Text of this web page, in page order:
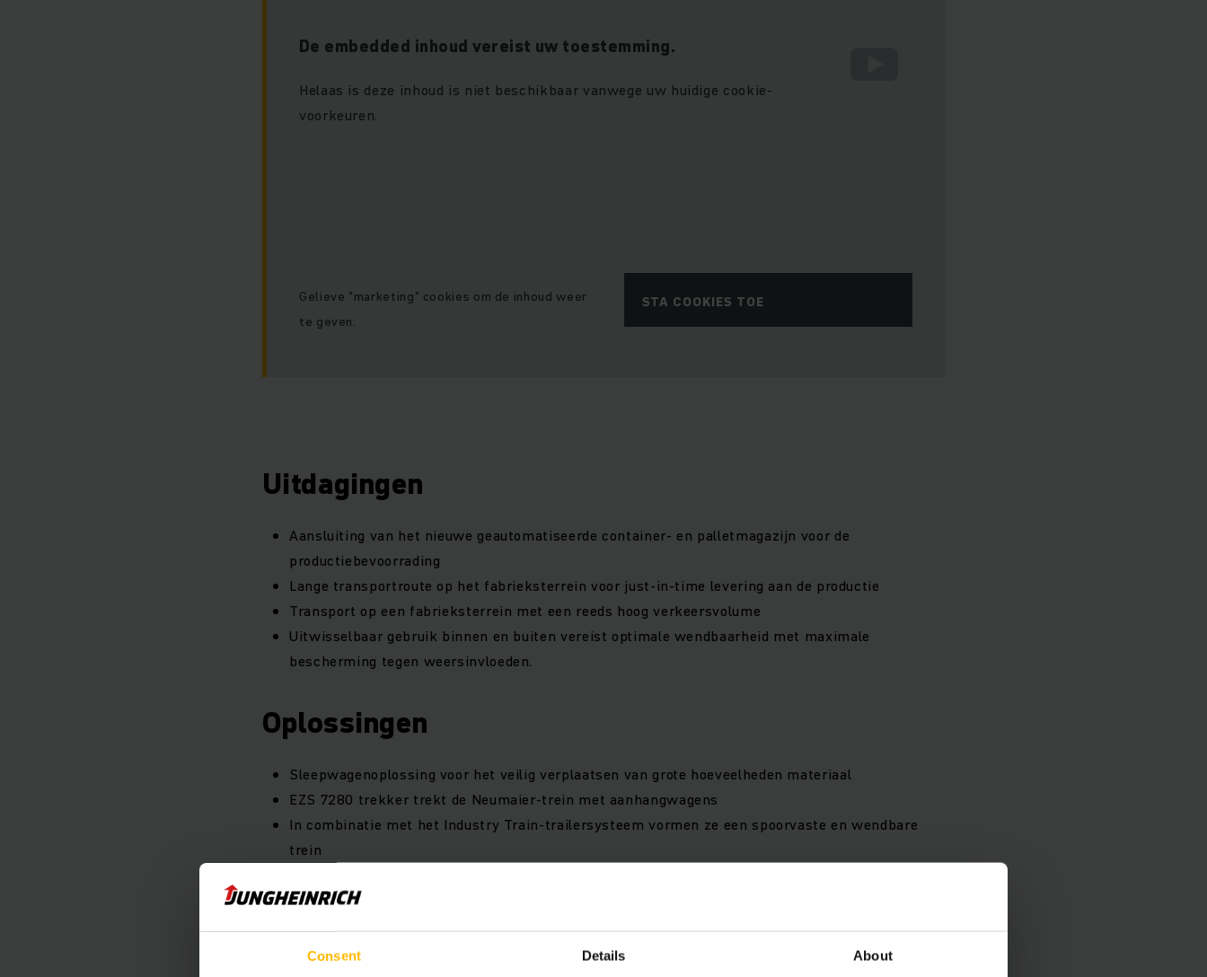
Consent Details About
De embedded inhoud vereist uw toestemming.
Helaas is deze inhoud is niet beschikbaar vanwege uw huidige cookie-
voorkeuren.
Gelieve "marketing" cookies om de inhoud weer
te geven.
STA COOKIES TOE
Uitdagingen
Aansluiting van het nieuwe geautomatiseerde container- en palletmagazijn voor de
productiebevoorrading
Lange transportroute op het fabrieksterrein voor just-in-time levering aan de productie
Transport op een fabrieksterrein met een reeds hoog verkeersvolume
Uitwisselbaar gebruik binnen en buiten vereist optimale wendbaarheid met maximale
bescherming tegen weersinvloeden.
Oplossingen
Sleepwagenoplossing voor het veilig verplaatsen van grote hoeveelheden materiaal
EZS 7280 trekker trekt de Neumaier-trein met aanhangwagens
In combinatie met het Industry Train-trailersysteem vormen ze een spoorvaste en wendbare
trein
Voordelen